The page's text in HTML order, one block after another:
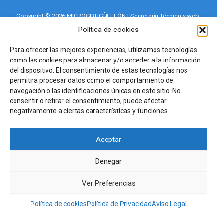
Política de cookies
Para ofrecer las mejores experiencias, utilizamos tecnologías
como las cookies para almacenar y/o acceder a la información
del dispositivo. El consentimiento de estas tecnologías nos
permitirá procesar datos como el comportamiento de
navegación o las identificaciones únicas en este sitio. No
consentir o retirar el consentimiento, puede afectar
negativamente a ciertas características y funciones.
Aceptar
Denegar
Ver Preferencias
Política de cookiesPolítica de PrivacidadAviso Legal
Copyright © 2026 MICROCIRUGÍA LEÓN | Secretaría Técnica y web
Menycep
Política de Privacidad
Aviso Legal
Política de cookies (UE)